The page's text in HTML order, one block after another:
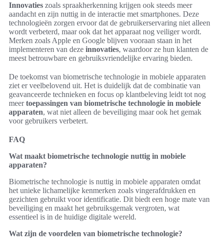
Innovaties zoals spraakherkenning krijgen ook steeds meer
aandacht en zijn nuttig in de interactie met smartphones. Deze
technologieën zorgen ervoor dat de gebruikerservaring niet alleen
wordt verbeterd, maar ook dat het apparaat nog veiliger wordt.
Merken zoals Apple en Google blijven vooraan staan in het
implementeren van deze innovaties, waardoor ze hun klanten de
meest betrouwbare en gebruiksvriendelijke ervaring bieden.
De toekomst van biometrische technologie in mobiele apparaten
ziet er veelbelovend uit. Het is duidelijk dat de combinatie van
geavanceerde technieken en focus op klantbeleving leidt tot nog
meertoepassingen van biometrische technologie in mobiele
apparaten, wat niet alleen de beveiliging maar ook het gemak
voor gebruikers verbetert.
FAQ
Wat maakt biometrische technologie nuttig in mobiele
apparaten?
Biometrische technologie is nuttig in mobiele apparaten omdat
het unieke lichamelijke kenmerken zoals vingerafdrukken en
gezichten gebruikt voor identificatie. Dit biedt een hoge mate van
beveiliging en maakt het gebruiksgemak vergroten, wat
essentieel is in de huidige digitale wereld.
Wat zijn de voordelen van biometrische technologie?